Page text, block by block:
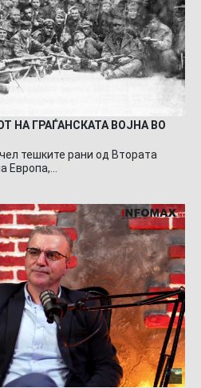
НА ГРАЃАНСКАТА ВОЈНА ВО
тешките рани од Втората
Европа,…